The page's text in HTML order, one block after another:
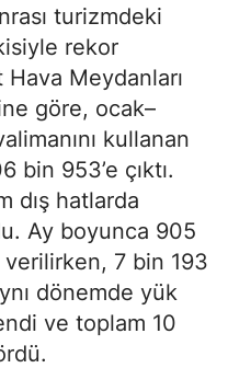
turizmdeki
rekor
Meydanları
göre, ocak–
kullanan
bin 953’e çıktı.
dış hatlarda
Ay boyunca 905
7 bin 193
dönemde yük
ve toplam 10